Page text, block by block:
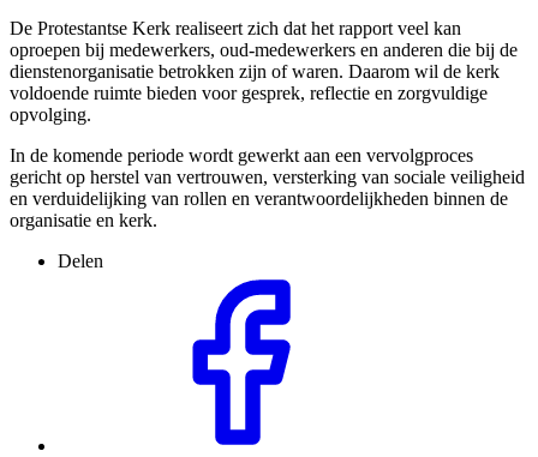
De Protestantse Kerk realiseert zich dat het rapport veel kan
oproepen bij medewerkers, oud-medewerkers en anderen die bij de
dienstenorganisatie betrokken zijn of waren. Daarom wil de kerk
voldoende ruimte bieden voor gesprek, reflectie en zorgvuldige
opvolging.
In de komende periode wordt gewerkt aan een vervolgproces
gericht op herstel van vertrouwen, versterking van sociale veiligheid
en verduidelijking van rollen en verantwoordelijkheden binnen de
organisatie en kerk.
Delen